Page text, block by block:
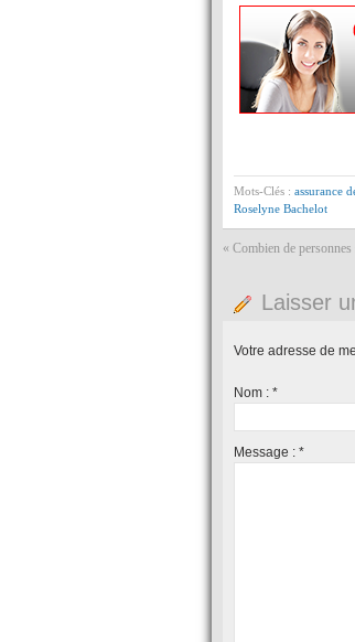
Mots-Clés : assurance
Roselyne Bachelot
« Combien de personnes
Laisser
Votre adresse de
Nom : *
Message : *